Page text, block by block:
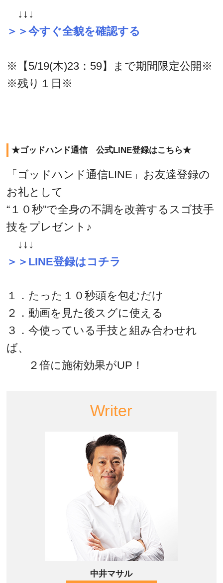
↓↓↓
＞＞今すぐ全貌を確認する
※【5/19(木)23：59】まで期間限定公開※
※残り１日※
★ゴッドハンド通信 公式LINE登録はこちら★
「ゴッドハンド通信LINE」お友達登録の
お礼として
“１０秒”で全身の不調を改善するスゴ技手
技をプレゼント♪
↓↓↓
＞＞LINE登録はコチラ
１．たった１０秒頭を包むだけ
２．動画を見た後スグに使える
３．今使っている手技と組み合わせれ
ば、
２倍に施術効果がUP！
Writer
中井マサル